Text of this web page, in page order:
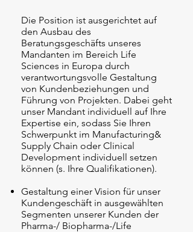
Die Position ist ausgerichtet auf
den Ausbau des
Beratungsgeschäfts unseres
Mandanten im Bereich Life
Sciences in Europa durch
verantwortungsvolle Gestaltung
von Kundenbeziehungen und
Führung von Projekten. Dabei geht
unser Mandant individuell auf Ihre
Expertise ein, sodass Sie Ihren
Schwerpunkt im Manufacturing&
Supply Chain oder Clinical
Development individuell setzen
können (s. Ihre Qualifikationen).
Gestaltung einer Vision für unser
Kundengeschäft in ausgewählten
Segmenten unserer Kunden der
Pharma-/ Biopharma-/Life